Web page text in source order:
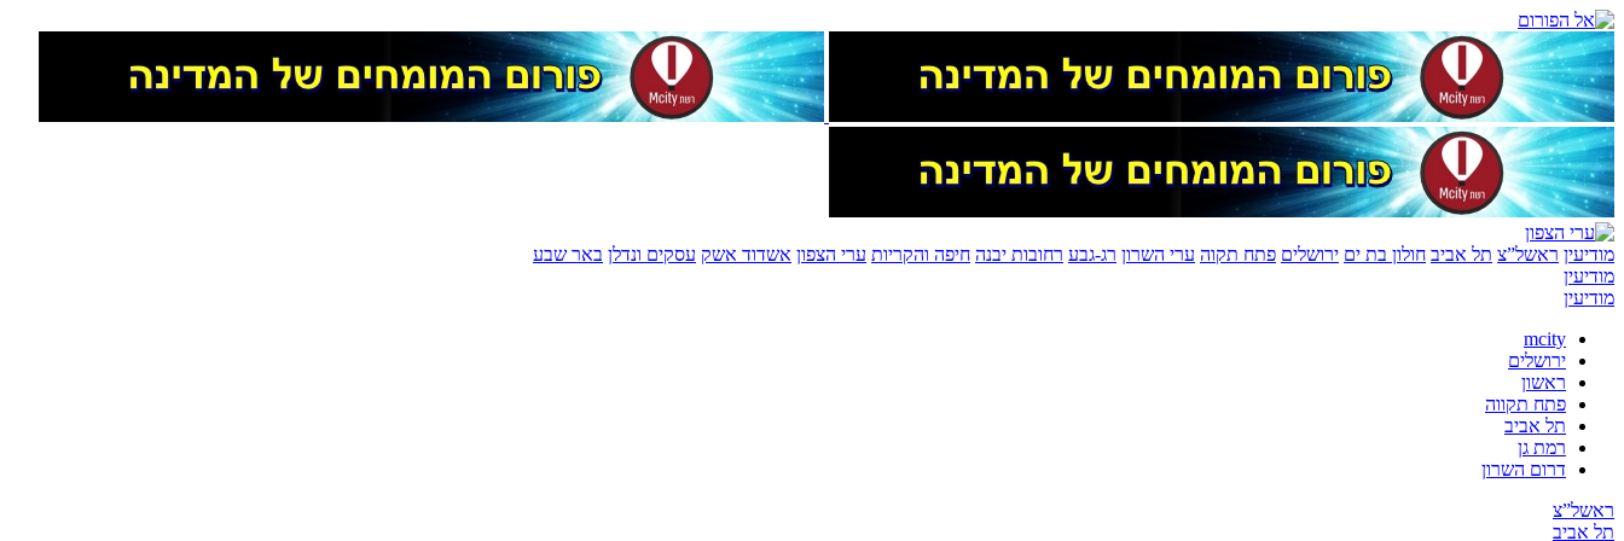
מודיעין ראשל”צ תל אביב חולון בת ים ירושלים פתח תקוה ערי השרון רג-גבע רחובות יבנה חיפה והקריות ערי הצפון אשדוד אשק עסקים ונדלן באר שבע
מודיעין
מודיעין
mcity
ירושלים
ראשון
פתח תקווה
תל אביב
רמת גן
דרום השרון
ראשל”צ
תל אביב